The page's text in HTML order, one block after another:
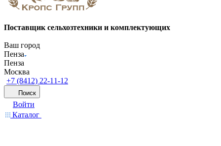
Поставщик сельхозтехники и комплектующих
Ваш город
Пенза
Пенза
Москва
+7 (8412) 22-11-12
Поиск
Войти
Каталог